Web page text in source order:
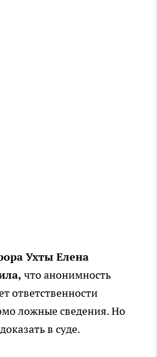
Ухты Елена
что анонимность
ответственности
ложные сведения. Но
в суде.